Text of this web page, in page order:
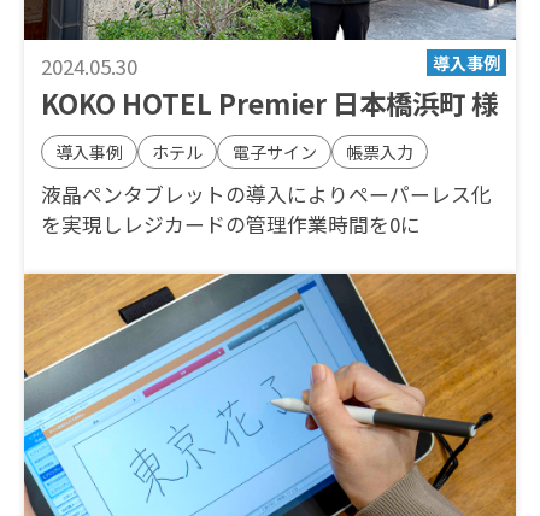
2024.05.30
KOKO HOTEL Premier 日本橋浜町 様
導入事例 ホテル 電子サイン 帳票入力
液晶ペンタブレットの導入によりペーパーレス化
を実現しレジカードの管理作業時間を0に